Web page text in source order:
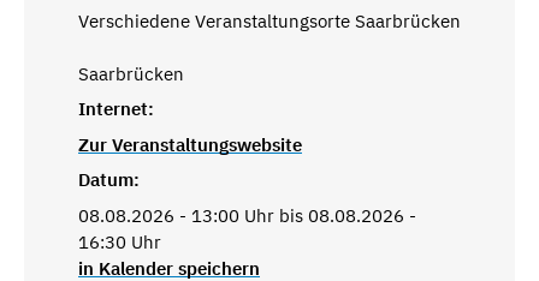
Verschiedene Veranstaltungsorte Saarbrücken
Saarbrücken
Internet:
Zur Veranstaltungswebsite
Datum:
08.08.2026 - 13:00 Uhr bis 08.08.2026 -
16:30 Uhr
in Kalender speichern